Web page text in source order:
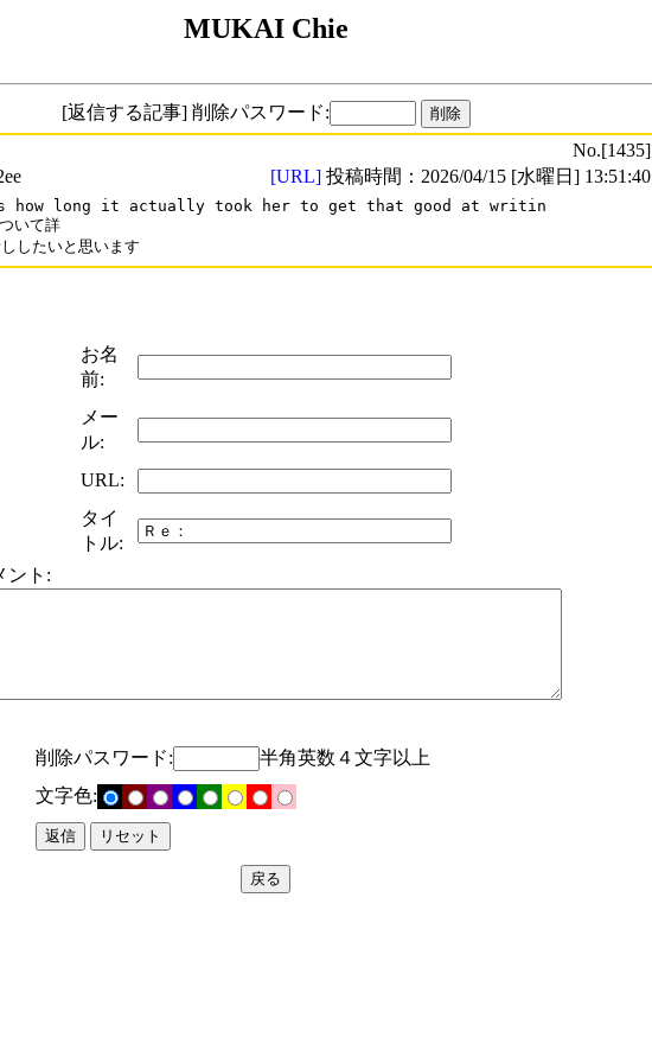
MUKAI Chie
[返信する記事] 削除パスワード:
No.[1435]
[URL] 投稿時間：2026/04/15 [水曜日] 13:51:40
how long it actually took her to get that good at writin
いて詳
したいと思います
お名
前:
メー
ル:
URL:
タイ
トル:
ント:
削除パスワード:
半角英数４文字以上
文字色: